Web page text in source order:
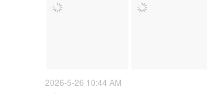
2026-5-26 10:44 AM